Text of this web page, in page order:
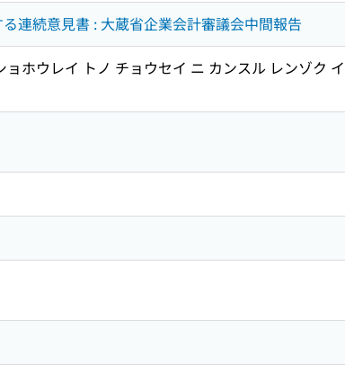
連続意見書 : 大蔵省企業会計審議会中間報告
ホウレイ トノ チョウセイ ニ カンスル レンゾク